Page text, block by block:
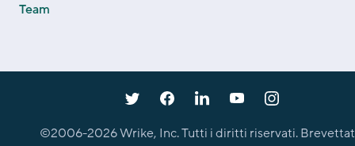
Team
©2006-2026Wrike, Inc. Tutti i diritti riservati.